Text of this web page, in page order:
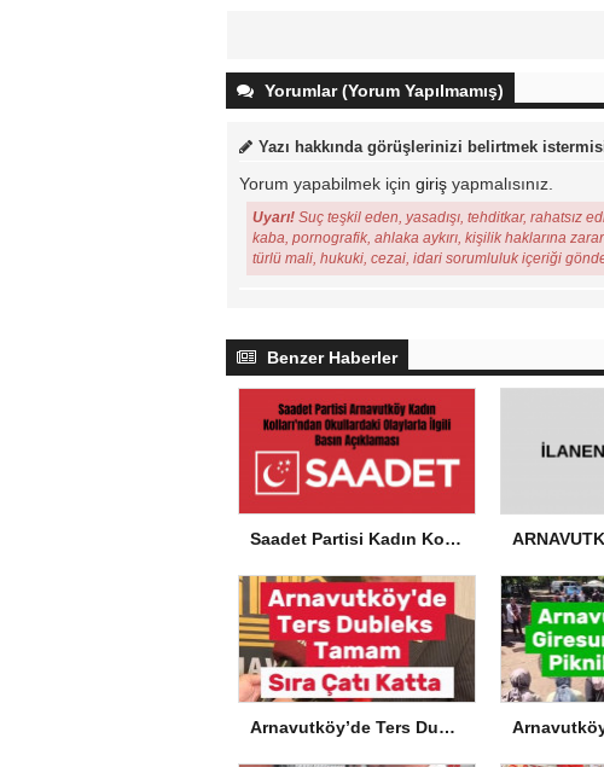
Yorumlar (Yorum Yapılmamış)
Yazı hakkında görüşlerinizi belirtmek
Yorum yapabilmek için giriş yapmalısınız.
Uyarı! Suç teşkil eden, yasadışı, tehditkar, rahatsız
kaba, pornografik, ahlaka aykırı, kişilik haklarına
türlü mali, hukuki, cezai, idari sorumluluk içeriği
Benzer Haberler
Saadet Partisi Kadın Kolları’ndan Okullardaki Olaylarla İlgili Basın Açıklaması
Arnavutköy’de Ters Dubleks Tamam, Sıra Çatı Katta